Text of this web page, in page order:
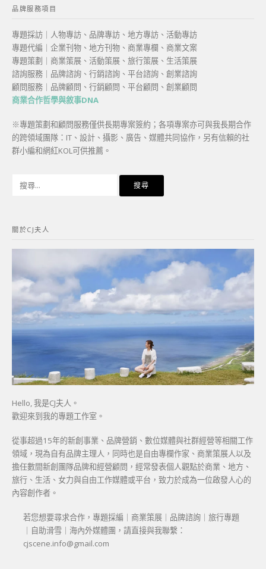
品牌服務項目
專題採訪｜人物專訪、品牌專訪、地方專訪、活動專訪
專題代編｜企業刊物、地方刊物、商業專欄、商業文案
專題策劃｜商業策展、活動策展、旅行策展、生活策展
諮詢服務｜品牌諮詢、行銷諮詢、平台諮詢、創業諮詢
顧問服務｜品牌顧問、行銷顧問、平台顧問、創業顧問
商業合作哲學與敘事DNA
※專題策劃和顧問服務僅供長期專案簽約；各項專案亦可與我長期合作
的跨領域團隊：IT、設計、攝影、廣告、媒體共同協作，另有信賴的社
群小編和網紅KOL可供推薦。
字:
關於CJ夫人
Hello, 我是CJ夫人。
歡迎來到我的專題工作室。
從事超過15年的新創事業、品牌營銷、數位媒體與社群經營等相關工作
領域，現為自有品牌主理人，同時也是自由專欄作家、商業策展人以及
擔任數間新創團隊品牌和經營顧問，經常發表個人觀點於商業、地方、
旅行、生活、女力與自由工作媒體或平台，致力於成為一位啟發人心的
內容創作者。
若您想要尋求合作，專題採編｜商業策展｜品牌諮詢｜旅行專題
｜自助滑雪｜海內外媒體團，請直接與我聯繫：
cjscene.info@gmail.com